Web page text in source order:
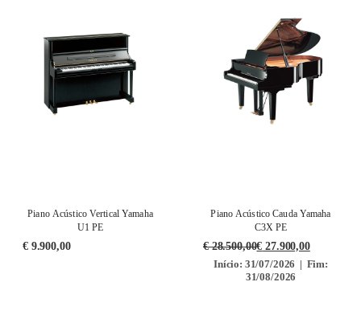
Piano Acústico Vertical Yamaha
U1 PE
€9.900,00
Piano Acústico Cauda Yamaha
C3X PE
€28.500,00€ 27.900,00
Início: 31/07/2026 | Fim:
31/08/2026